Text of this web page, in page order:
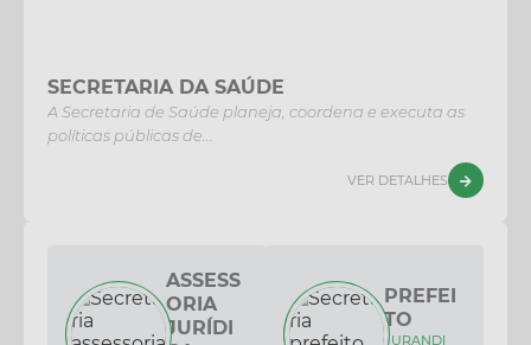
SECRETARIA DA SAÚDE
A Secretaria de Saúde planeja, coordena e executa as
políticas públicas de...
VER DETALHES
ASSESS
ORIA
JURÍDI
PREFEI
TO
JURANDI